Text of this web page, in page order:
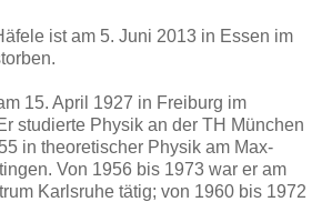
ist am 5. Juni 2013 in Essen im
15. April 1927 in Freiburg im
studierte Physik an der TH München
in theoretischer Physik am Max-
Von 1956 bis 1973 war er am
Karlsruhe tätig; von 1960 bis 1972